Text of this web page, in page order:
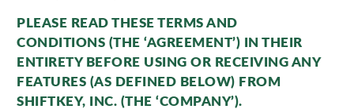
PLEASE READ THESE TERMS AND
CONDITIONS (THE ‘AGREEMENT’) IN THEIR
ENTIRETY BEFORE USING OR RECEIVING ANY
FEATURES (AS DEFINED BELOW) FROM
SHIFTKEY, INC. (THE ‘COMPANY’).